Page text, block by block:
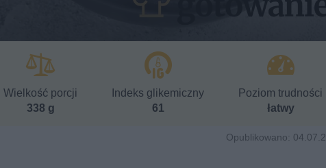
Wielkość porcji
338 g
Indeks glikemiczny
61
Poziom trudności
łatwy
Opublikowano: